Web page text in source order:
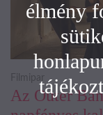
Az Outer
Filmipar
élmény